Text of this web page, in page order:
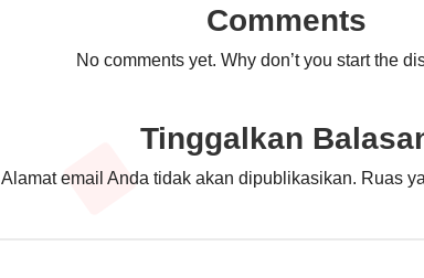
Comments
No comments yet. Why don’t you start the
Tinggalkan
Alamat email Anda tidak akan dipublikasikan. Ruas